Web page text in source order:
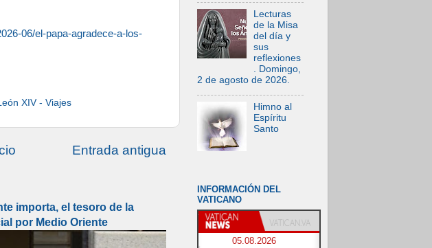
06/el-papa-agradece-a-los-
XIV - Viajes
Entrada antigua
importa, el tesoro de la
por Medio Oriente
Lecturas
de la Misa
del día y
sus
reflexiones
. Domingo,
2 de agosto de 2026.
Himno al
Espíritu
Santo
INFORMACIÓN DEL
VATICANO
05.08.2026